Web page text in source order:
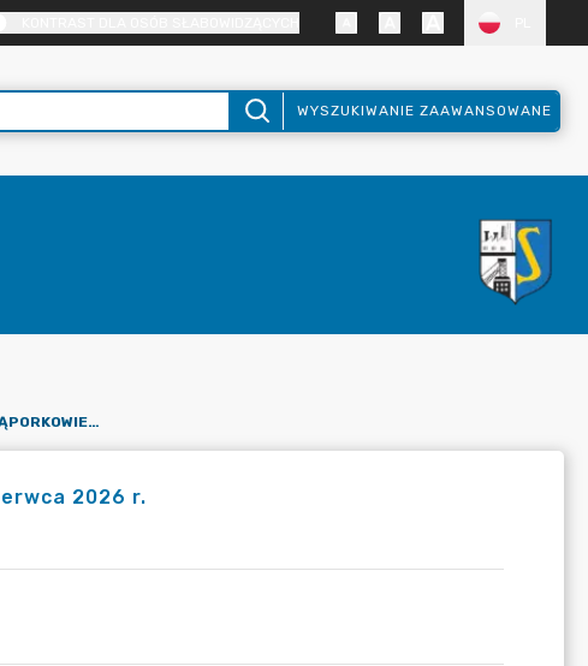
WYSZUKIWANIE ZAAWANSOWANE
SESJA RADY MIEJSKIEJ W STĄPORKOWIE NR XXVII - 24 CZERWCA 2026 R.
2026 r.